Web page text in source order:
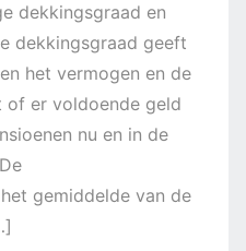
dekkingsgraad en
dekkingsgraad geeft
het vermogen en de
er voldoende geld
nu en in de
gemiddelde van de